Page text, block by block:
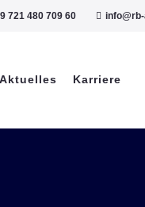
721 480 709 60
Aktuelles Karriere